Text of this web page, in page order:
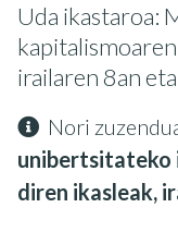
Uda ikastaroa:
irailaren 8an
Nori
unibertsitateko
diren ikasleak,